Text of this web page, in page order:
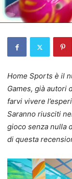
Home Sports è il
Games, già autori
farvi vivere
Saranno riusciti
gioco senza nulla
di questa